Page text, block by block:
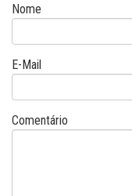
Nome
E-Mail
Comentário